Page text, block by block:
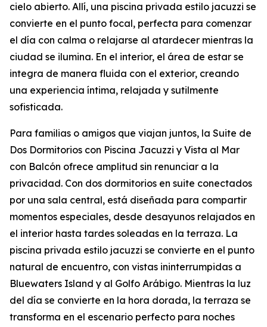
cielo abierto. Allí, una piscina privada estilo jacuzzi se
convierte en el punto focal, perfecta para comenzar
el día con calma o relajarse al atardecer mientras la
ciudad se ilumina. En el interior, el área de estar se
integra de manera fluida con el exterior, creando
una experiencia íntima, relajada y sutilmente
sofisticada.
Para familias o amigos que viajan juntos, la Suite de
Dos Dormitorios con Piscina Jacuzzi y Vista al Mar
con Balcón ofrece amplitud sin renunciar a la
privacidad. Con dos dormitorios en suite conectados
por una sala central, está diseñada para compartir
momentos especiales, desde desayunos relajados en
el interior hasta tardes soleadas en la terraza. La
piscina privada estilo jacuzzi se convierte en el punto
natural de encuentro, con vistas ininterrumpidas a
Bluewaters Island y al Golfo Arábigo. Mientras la luz
del día se convierte en la hora dorada, la terraza se
transforma en el escenario perfecto para noches